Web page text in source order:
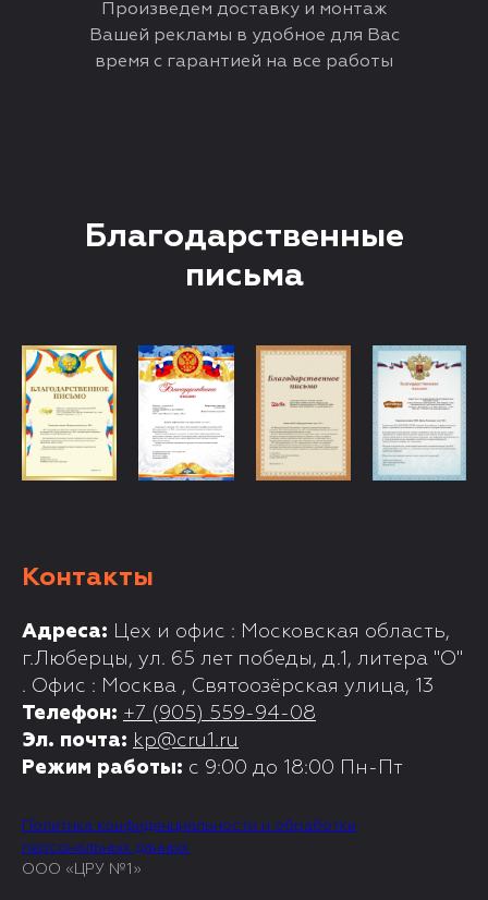
Произведем доставку и монтаж
Вашей рекламы в удобное для Вас
время с гарантией на все работы
Благодарственные
письма
Контакты
Адреса: Цех и офис : Московская область,
г.Люберцы, ул. 65 лет победы, д.1, литера "О"
. Офис : Москва , Святоозёрская улица, 13
Телефон: +7 (905) 559-94-08
Эл. почта: kp@cru1.ru
Режим работы: с 9:00 до 18:00 Пн-Пт
Политика конфиденциальности и обработки
персональных данных
ООО «ЦРУ №1»